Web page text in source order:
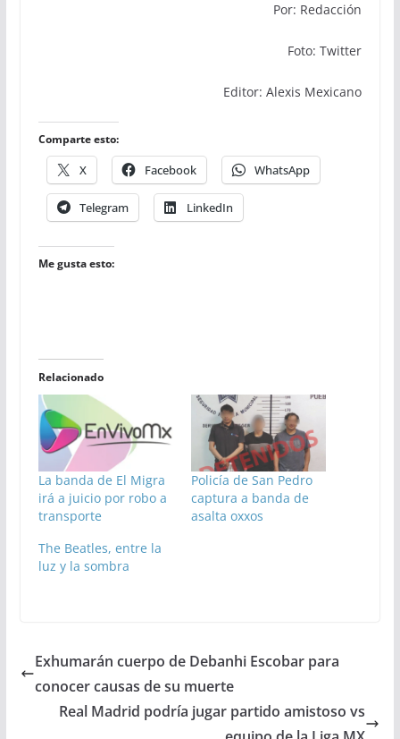
Por: Redacción
Foto: Twitter
Editor: Alexis Mexicano
Comparte esto:
X Facebook WhatsApp
Telegram LinkedIn
Me gusta esto:
Relacionado
La banda de El Migra
irá a juicio por robo a
transporte
Policía de San Pedro
captura a banda de
asalta oxxos
The Beatles, entre la
luz y la sombra
Exhumarán cuerpo de Debanhi Escobar para
conocer causas de su muerte
Real Madrid podría jugar partido amistoso vs